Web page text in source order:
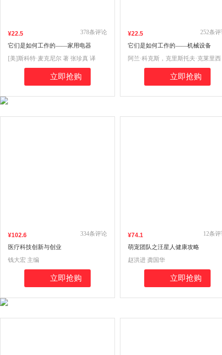
¥22.5
它们是如何工作的——家用电器
378条评论
[美]斯科特·麦克尼尔 著 张珍真 译
立即抢购
¥22.5
它们是如何工作的——机械设备
252条
阿兰·科克斯，克里斯托夫·克莱里西
著 李娜 译
立即抢购
¥102.6
医疗科技创新与创业
334条评论
钱大宏 主编
立即抢购
¥74.1
萌宠团队之汪星人健康攻略
12条
赵洪进 龚国华
立即抢购